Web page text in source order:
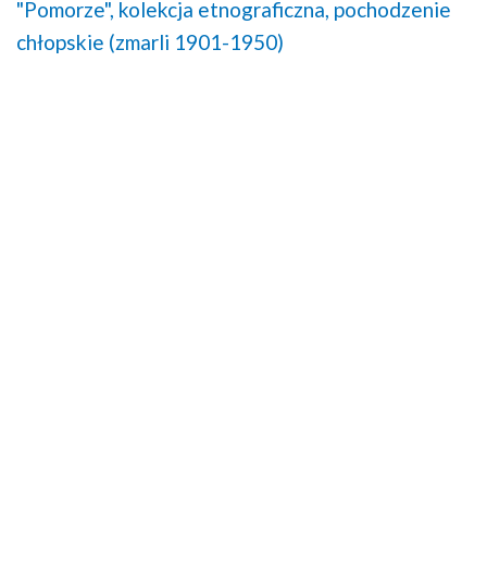
"Pomorze", kolekcja etnograficzna, pochodzenie
chłopskie (zmarli 1901-1950)